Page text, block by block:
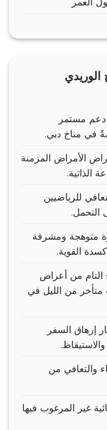
الوريدي
دعم مستمر
في مناخ دبي.
الأمراض المزمنة
الذاتية.
للرياضيين
التحمل.
متوهجة ومشرقة
القوية.
التام من أعراض
من الليل في
إرهاق السفر
والتعافي من
غير المرغوب فيها